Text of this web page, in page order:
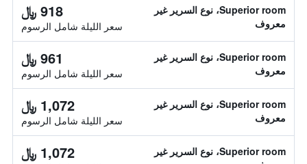
Superior room، نوع السرير غير
معروف
918 ﷼
سعر الليلة شامل الرسوم
Superior room، نوع السرير غير
معروف
961 ﷼
سعر الليلة شامل الرسوم
Superior room، نوع السرير غير
معروف
1,072 ﷼
سعر الليلة شامل الرسوم
Superior room، نوع السرير غير
1,072 ﷼